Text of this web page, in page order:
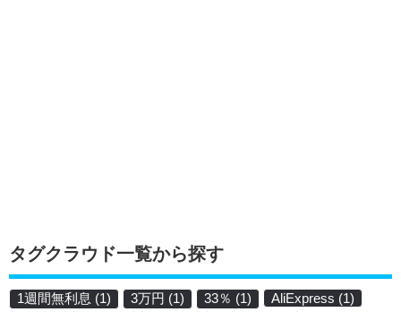
タグクラウド一覧から探す
1週間無利息 (1) 3万円 (1) 33％ (1) AliExpress (1)